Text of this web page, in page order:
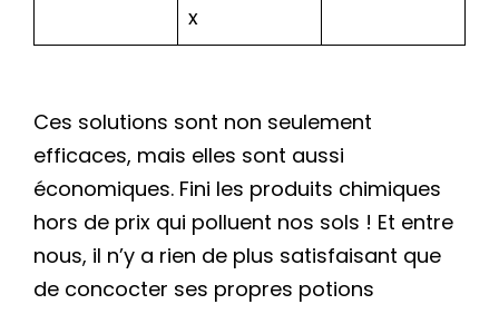
x
Ces solutions sont non seulement
efficaces, mais elles sont aussi
économiques. Fini les produits chimiques
hors de prix qui polluent nos sols ! Et entre
nous, il n’y a rien de plus satisfaisant que
de concocter ses propres potions